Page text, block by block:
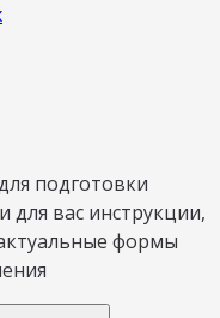
подготовки
для вас инструкции,
формы